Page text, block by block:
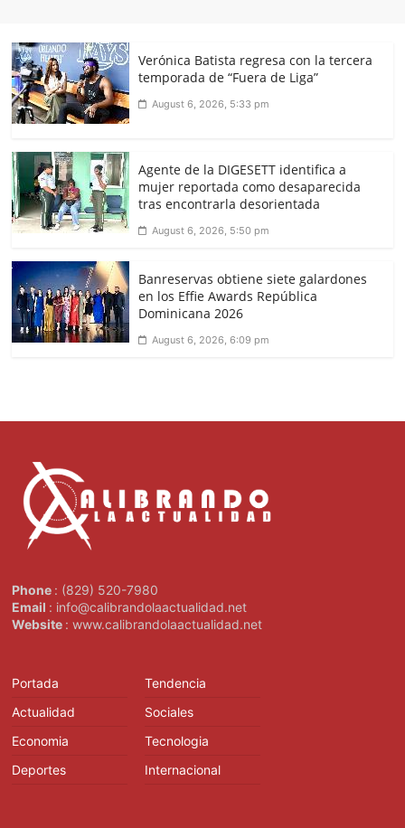
Verónica Batista regresa con la tercera
temporada de “Fuera de Liga”
August 6, 2026, 5:33 pm
Agente de la DIGESETT identifica a
mujer reportada como desaparecida
tras encontrarla desorientada
August 6, 2026, 5:50 pm
Banreservas obtiene siete galardones
en los Effie Awards República
Dominicana 2026
August 6, 2026, 6:09 pm
Phone : (829) 520-7980
Email : info@calibrandolaactualidad.net
Website : www.calibrandolaactualidad.net
Portada
Actualidad
Economia
Deportes
Tendencia
Sociales
Tecnologia
Internacional